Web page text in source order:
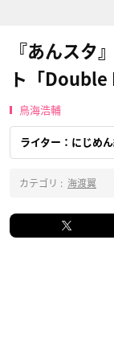
『あんスタ
ト「Double
鳥海浩輔
ライター：にじめ
カテゴリ : 海渡翼